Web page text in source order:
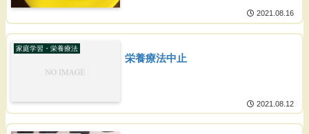
2021.08.16
家庭学習・栄養療法
栄養療法中止
2021.08.12